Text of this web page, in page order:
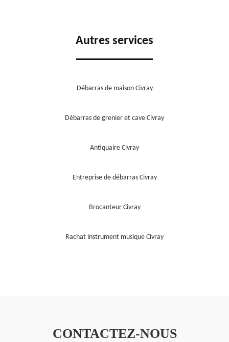
Autres services
Débarras de maison Civray
Débarras de grenier et cave Civray
Antiquaire Civray
Entreprise de débarras Civray
Brocanteur Civray
Rachat instrument musique Civray
CONTACTEZ-NOUS